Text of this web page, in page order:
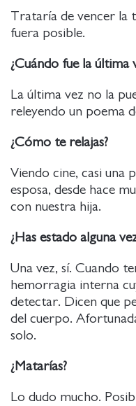
Trataría de vencer la
fuera posible.
¿Cuándo fue la última
La última vez no la
releyendo un poema
¿Cómo te relajas?
Viendo cine, casi una
esposa, desde hace
con nuestra hija.
¿Has estado alguna
Una vez, sí. Cuando
hemorragia interna
detectar. Dicen que
del cuerpo.
solo.
¿Matarías?
Lo dudo mucho.